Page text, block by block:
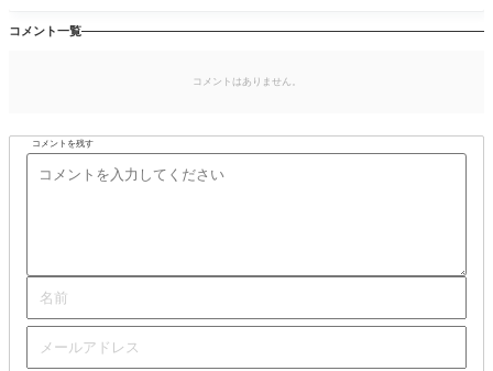
コメント一覧
コメントはありません。
コメントを残す